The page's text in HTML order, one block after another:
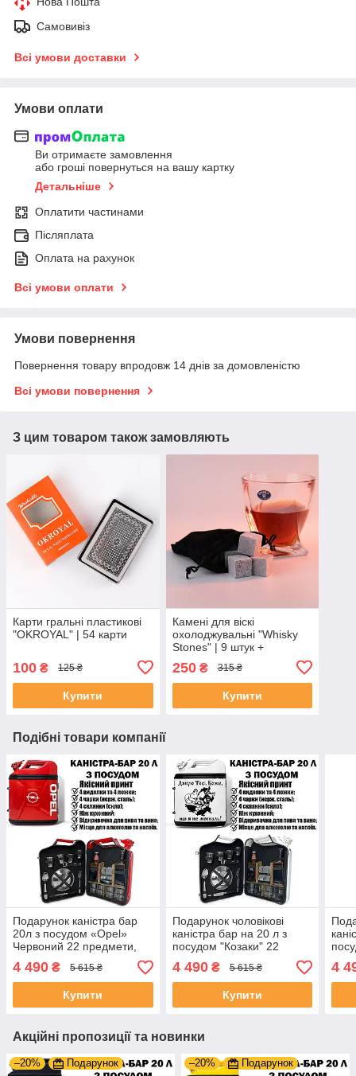
Самовивіз
Всі умови доставки
Умови оплати
Ви отримаєте замовлення
або гроші повернуться на вашу картку
Детальніше
Оплатити частинами
Післяплата
Оплата на рахунок
Всі умови оплати
Умови повернення
Повернення товару впродовж 14 днів за домовленістю
Всі умови повернення
З цим товаром також замовляють
Карти гральні пластикові
"OKROYAL" | 54 карти
100 ₴ 125 ₴
Купити
Камені для віскі
охолоджувальні "Whisky
Stones" | 9 штук +
250₴ 315 ₴
Купити
Подібні товари компанії
Подарунок каністра бар
20л з посудом «Opel»
Червоний 22 предмети,
Куму
4 490 ₴ 5 615 ₴
Купити
Подарунок чоловікові
каністра бар на 20 л з
посудом "Козаки" 22
предмети в наборі Білий
4 490₴ 5 615 ₴
Купити
4
Акційні пропозиції та новинки
–20% Подарунок –20% Подарунок